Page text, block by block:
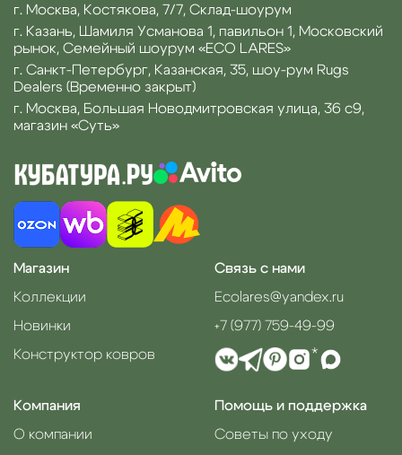
г. Москва, Костякова, 7/7, Склад-шоурум
г. Казань, Шамиля Усманова 1, павильон 1, Московский
рынок, Семейный шоурум «ECO LARES»
г. Санкт-Петербург, Казанская, 35, шоу-рум Rugs
Dealers (Временно закрыт)
г. Москва, Большая Новодмитровская улица, 36 с9,
магазин «Суть»
Магазин
Коллекции
Новинки
Конструктор ковров
Компания
О компании
Помощь и поддержка
Советы по уходу
Связь с нами
Ecolares@yandex.ru
+7 (977) 759-49-99
*